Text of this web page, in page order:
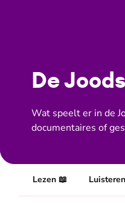
De
Wat speelt er in de
documentaires of
Lezen 📖